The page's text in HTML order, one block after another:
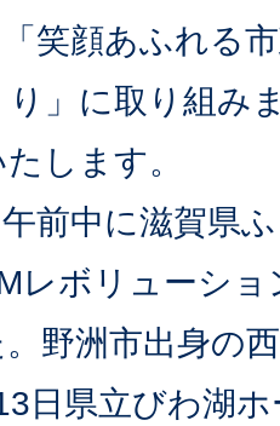
笑顔あふれる
」に取り組み
します。
前中に滋賀県
レボリューシ
野洲市出身の
日県立びわ湖